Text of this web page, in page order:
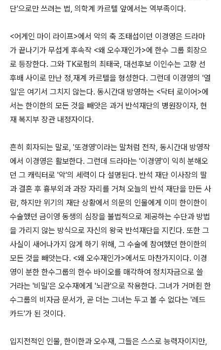
단'으로만 쓰려는 법, 의학계 카르텔 앞에서는 역부족이다.
<어게인 마이 라이프>에서 악의 축 조태섭이던 이경영은 드라마
가 끝나기가 무섭게 후속작 <왜 오수재인가>에 한수 그룹 회장으
로 등장한다. 그와 TK로펌의 최태국, 대선후보 이인수는 고향 선
후배 사이로 만난 정,재계 카르텔을 형성한다. 그런데 이경영의 '열
일'은 여기서 그치지 않는다. 동시간대 방영하는 <닥터 로이어>에
서는 한이한의 모든 것을 빼앗은 과거 반석재단의 병원장이자, 현
재 복지부 장관 내정자이다.
흔히 회자되는 말로, '또경영'이라는 말처럼 전작, 동시간대 방영작
에서 이경영은 활보한다. 그런데 드라마는 '이경영'이 익히 분해오
던 그 캐릭터로 '악'의 세력이 다 설명된다. 반석 재단 이사장의 딸
과 결혼 후 흉부외과 과장 자리를 거쳐 오늘의 반석 재단을 만든 사
람, 하지만 위기의 재단 상황에서 의문의 인물에게 이미 한이한이
수술했던 금이영 동생의 심장을 불법적으로 제공하는 수단과 방법
을 가리지 않는 방식으로 자신의 왕국 반석재단을 지킨다. 또한 그
사실이 새어나가지 않게 하기 위해, 그 수술에 참여했던 한이한의
모든 것을 빼앗는다. <왜 오수재인가>에서도 마찬가지이다. 이경
영이 분한 한수그룹의 한수 바이오를 매각하여 정치자금으로 쓸
거라는 '비밀'은 오수재에게 '뇌관'으로 작용한다. 그녀가 거머쥔 한
수그룹의 비자금 문서가, 곧 더는 그녀는 두고 볼 수 없다는 '레드
카드'가 된 것이다.
입지전적인 인물, 한이한과 오수재, 그들은 스스로 능력자이지만,